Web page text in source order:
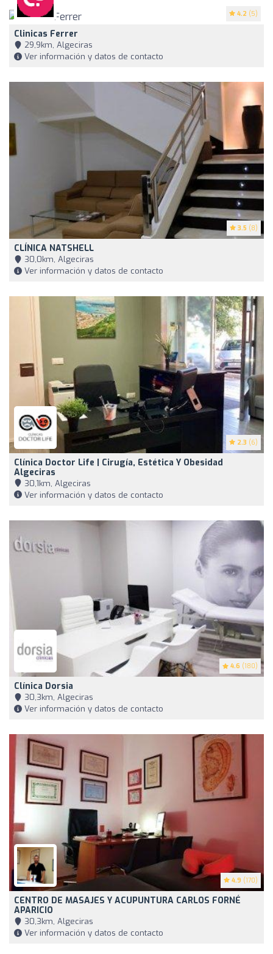
4.2 (5)
Clinicas Ferrer
29,9km, Algeciras
Ver información y datos de contacto
3.5 (8)
CLÍNICA NATSHELL
30,0km, Algeciras
Ver información y datos de contacto
2.3 (6)
Clínica Doctor Life | Cirugía, Estética Y Obesidad
Algeciras
30,1km, Algeciras
Ver información y datos de contacto
4.6 (180)
Clínica Dorsia
30,3km, Algeciras
Ver información y datos de contacto
4.9 (170)
CENTRO DE MASAJES Y ACUPUNTURA CARLOS FORNÉ
APARICIO
30,3km, Algeciras
Ver información y datos de contacto